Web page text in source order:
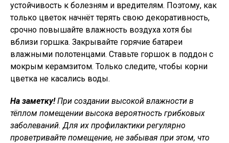
устойчивость к болезням и вредителям. Поэтому, как
только цветок начнёт терять свою декоративность,
срочно повышайте влажность воздуха хотя бы
вблизи горшка. Закрывайте горячие батареи
влажными полотенцами. Ставьте горшок в поддон с
мокрым керамзитом. Только следите, чтобы корни
цветка не касались воды.
На заметку!При создании высокой влажности в
тёплом помещении высока вероятность грибковых
заболеваний. Для их профилактики регулярно
проветривайте помещение, не забывая при этом, что